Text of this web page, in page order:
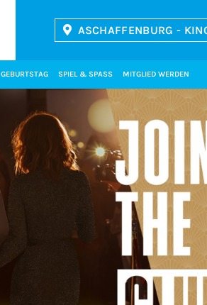
ASCHAFFENBURG -
GEBURTSTAG SPIEL & SPASS MITGLIED WERDEN